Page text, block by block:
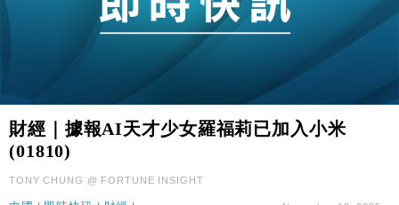
財經｜據報AI天才少女羅福莉已加入小米
(01810)
TONY CHUNG @ FORTUNE INSIGHT